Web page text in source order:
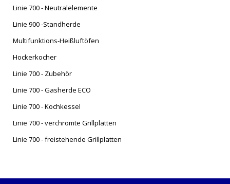
Linie 700 - Neutralelemente
Linie 900 -Standherde
Multifunktions-Heißluftöfen
Hockerkocher
Linie 700 - Zubehör
Linie 700 - Gasherde ECO
Linie 700 - Kochkessel
Linie 700 - verchromte Grillplatten
Linie 700 - freistehende Grillplatten